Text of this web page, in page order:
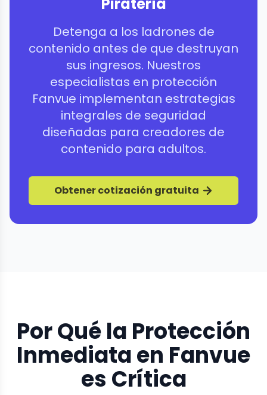
Detenga a los ladrones de
contenido antes de que destruyan
sus ingresos. Nuestros
especialistas en protección
Fanvue implementan estrategias
integrales de seguridad
diseñadas para creadores de
contenido para adultos.
Obtener cotización gratuita
Por Qué la Protección
Inmediata en Fanvue
es Crítica